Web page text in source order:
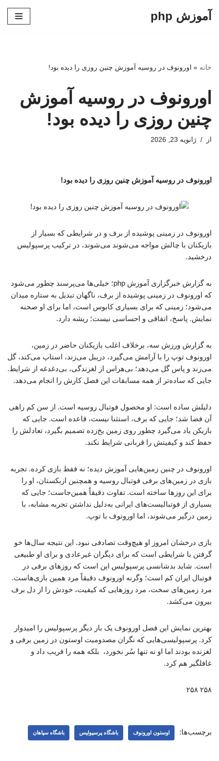
آموزش php
خانه » اورونوف در روسیه آموزش چنین روزی را دیده بود!
اورونوف در روسیه آموزش
چنین روزی را دیده بود!
از ژانویه 23, 2026
اورونوف در روسیه آموزش چنین روزی را دیده بود!
اورونوف در زمینی پوشیده از برف و در شرایطی که بسیار از
بازیکنان با چالش مواجه می‌شوند می‌شوند، در ترکیب پرسپولیس
درخشید.
به گزارش خبرگزاری آموزش php؛ خیلی‌ها می‌پرسند چطور می‌شود
که اورونوف در زمینی پوشیده از برف، ناگهان تبدیل به ستاره میدان
می‌شود؛ زمینی که برای بسیاری کابوس است، اما برای او صحنه
نمایش. پاسخ، اتفاقی و احساسی نیست؛ ریشه دارد.
به گزارش ورزش سه، برخلاف اغلب بازیکنان حاضر در زمین،
اورونوف توپ را با آرامش می‌گیرد، دریبل می‌زند، استاپ می‌کند، گل
می‌زند و پاس گل می‌دهد؛ بی‌هراس از لغزندگی، بی‌دغدغه از شرایط.
جایی که ساده‌تر از همه مسابقات این فصل کارش را انجام می‌دهد.
دلیلش ساده است: او محصول فوتبال روسیه است. از سن کم راهی
آن فضا شد؛ جایی که برف، استثنا نیست، قاعده است. جایی که
بازیکن یاد می‌گیرد چطور روی زمین یخ‌زده تصمیم بگیرد، تعادلش را
حفظ کند و کیفیتش را قربانی شرایط نکند.
اورونوف در چنین زمین‌هایی آموزش دیده؛ نه فقط بازی کرده. تجربه
بازی در زمین‌های برفی فوتبال روسیه و همچنین ازبکستان، او را
برای این روزها ساخته است. تفاوت دقیقاً همین‌جاست؛ جایی که
بسیاری از فوتبالیست‌های ایرانی به‌دلیل نداشتن تجربه مشابه، با
زمین درگیر می‌شوند، اما اورونوف با توپ.
بازی درخشان امروز او هیچ‌وقت تصادفی نبود. این نتیجه سال‌ها خو
گرفتن با شرایطی است که برای دیگران غیرعادی و برای او طبیعی
است. شاید بدشانسی پرسپولیس این است که روزهای برفی در
فوتبال ایران کم است؛ وگرنه اورونوف دقیقاً مرد همین بازی‌هاست.
مرد زمین‌های سخت، مرد روزهایی که کیفیت، خودش را از دل برف
بیرون می‌کشد.
بهترین نمایش این فصل اورونوف یک بار دیگر پرسپولیس را امیدوار
کرد. پرسپولیسی‌هایی که نگران مصدومیت اوستون در زمین برفی و
لغزنده بودند اما او نه تنها سُر نخورد، بلکه همه را فریب داد و
غافلگیر هم کرد.
۲۵۸ ۲۵۸
برچسب‌ها: اوستون اورونوف باشگاه پرسپولیس باشگاه سپاهان